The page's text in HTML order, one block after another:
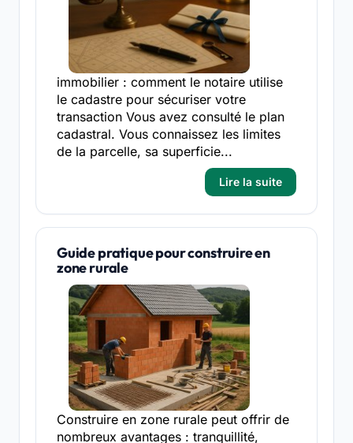
immobilier : comment le notaire utilise
le cadastre pour sécuriser votre
transaction Vous avez consulté le plan
cadastral. Vous connaissez les limites
de la parcelle, sa superficie...
Lire la suite
Guide pratique pour construire en
zone rurale
Construire en zone rurale peut offrir de
nombreux avantages : tranquillité,